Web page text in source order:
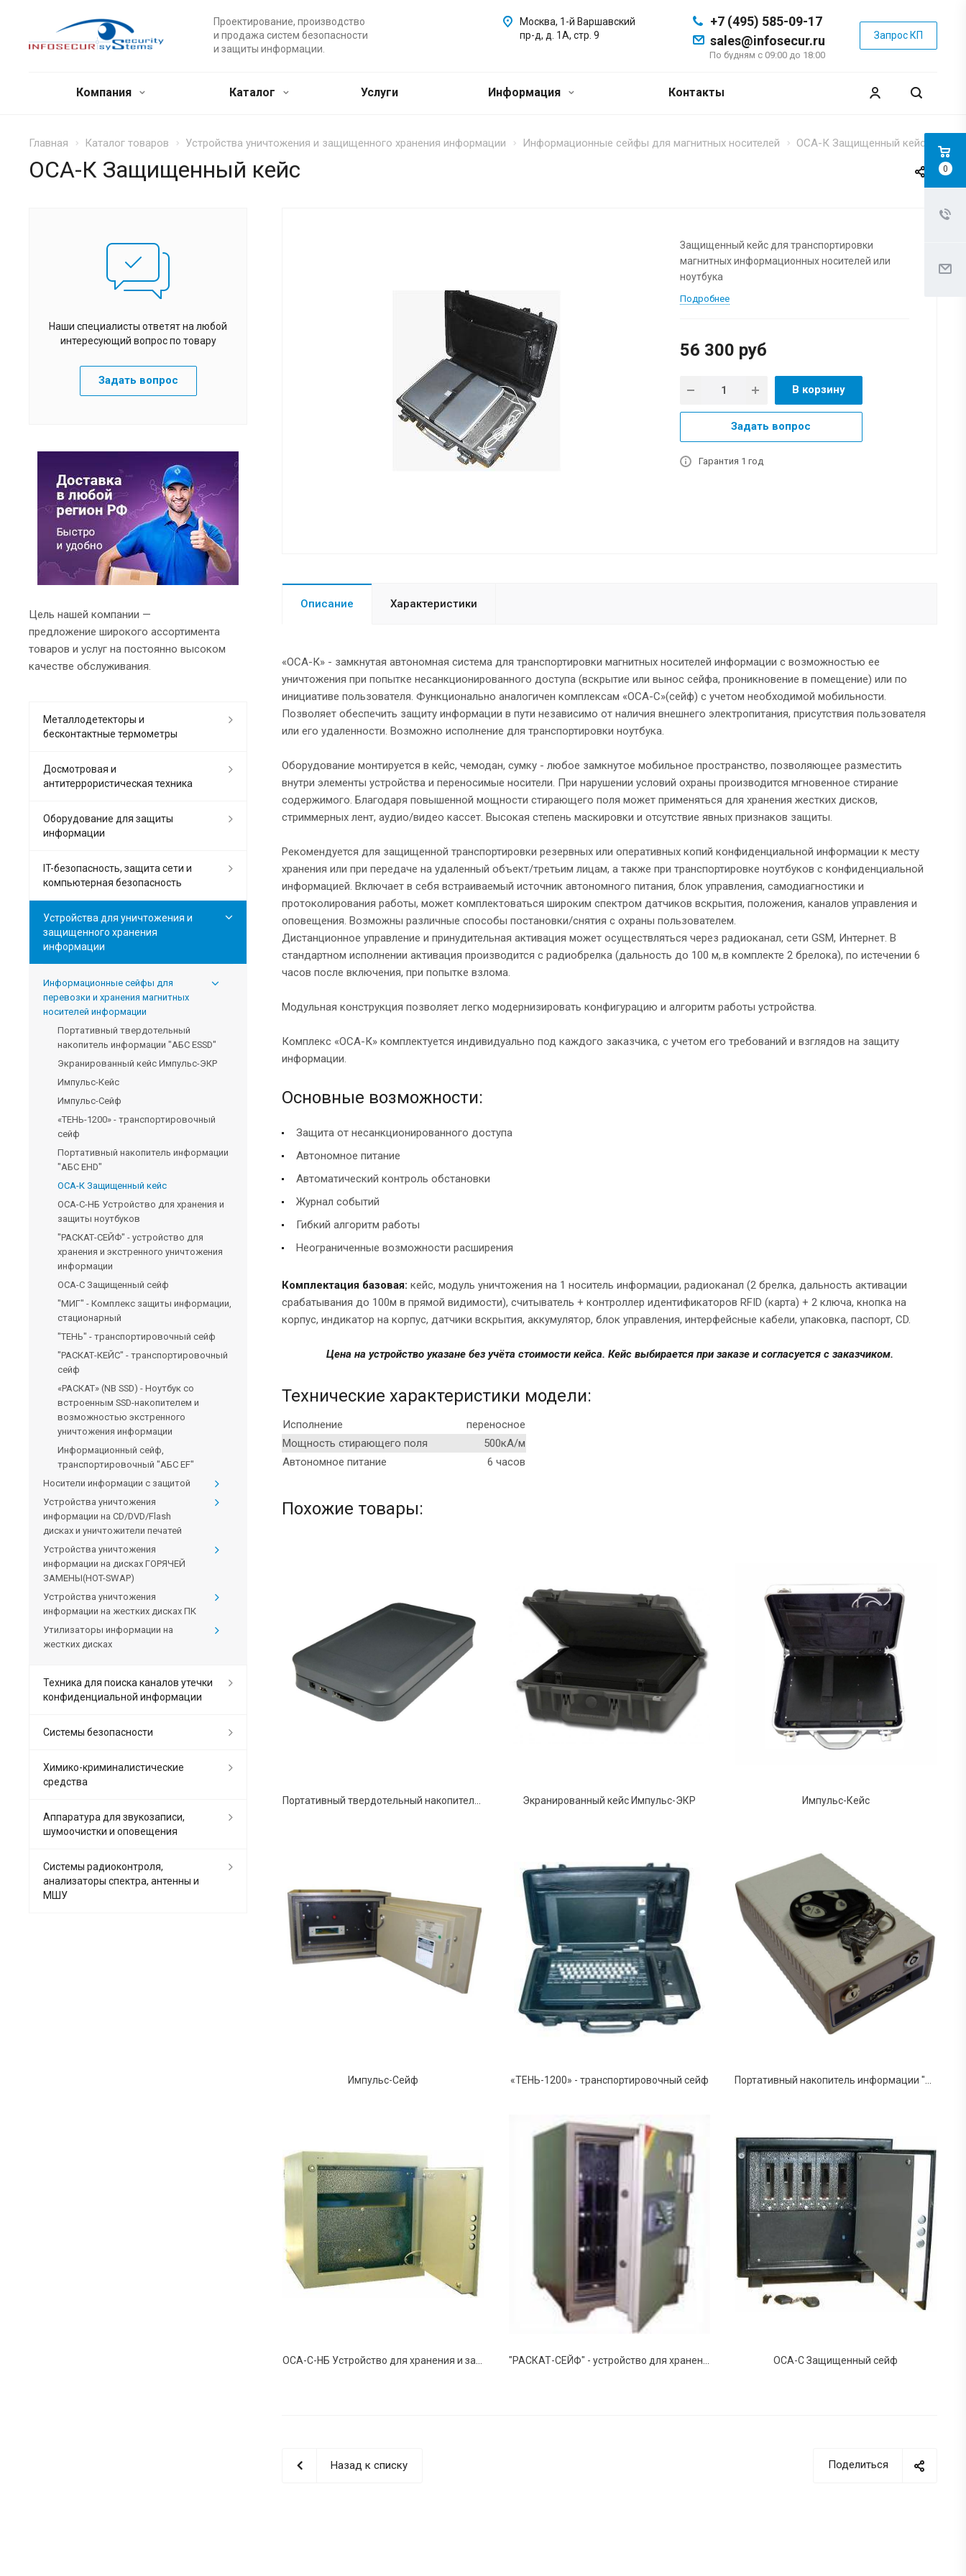
Проектирование, производство
и продажа систем безопасности
и защиты информации.
+7 (495) 585-09-17
sales@infosecur.ru
По будням с 09:00 до 18:00
Запрос КП
Москва, 1-й Варшавский
пр-д, д. 1А, стр. 9
Компания Каталог Услуги Информация Контакты
Главная Каталог товаров Устройства уничтожения и защищенного хранения информации Информационные сейфы для магнитных носителей ОСА-К Защищенный кейс
ОСА-К Защищенный кейс
Защищенный кейс для транспортировки
магнитных информационных носителей или
ноутбука
Подробнее
56 300 руб
В корзину
Задать вопрос
Гарантия 1 год
Описание Характеристики
«ОСА-К» - замкнутая автономная система для транспортировки магнитных носителей информации с возможностью ее
уничтожения при попытке несанкционированного доступа (вскрытие или вынос сейфа, проникновение в помещение) или по
инициативе пользователя. Функционально аналогичен комплексам «ОСА-С»(сейф) с учетом необходимой мобильности.
Позволяет обеспечить защиту информации в пути независимо от наличия внешнего электропитания, присутствия пользователя
или его удаленности. Возможно исполнение для транспортировки ноутбука.
Оборудование монтируется в кейс, чемодан, сумку - любое замкнутое мобильное пространство, позволяющее разместить
внутри элементы устройства и переносимые носители. При нарушении условий охраны производится мгновенное стирание
содержимого. Благодаря повышенной мощности стирающего поля может применяться для хранения жестких дисков,
стриммерных лент, аудио/видео кассет. Высокая степень маскировки и отсутствие явных признаков защиты.
Рекомендуется для защищенной транспортировки резервных или оперативных копий конфиденциальной информации к месту
хранения или при передаче на удаленный объект/третьим лицам, а также при транспортировке ноутбуков с конфиденциальной
информацией. Включает в себя встраиваемый источник автономного питания, блок управления, самодиагностики и
протоколирования работы, может комплектоваться широким спектром датчиков вскрытия, положения, каналов управления и
оповещения. Возможны различные способы постановки/снятия с охраны пользователем.
Дистанционное управление и принудительная активация может осуществляться через радиоканал, сети GSM, Интернет. В
стандартном исполнении активация производится с радиобрелка (дальность до 100 м,.в комплекте 2 брелока), по истечении 6
часов после включения, при попытке взлома.
Модульная конструкция позволяет легко модернизировать конфигурацию и алгоритм работы устройства.
Комплекс «ОСА-К» комплектуется индивидуально под каждого заказчика, с учетом его требований и взглядов на защиту
информации.
Основные возможности:
Защита от несанкционированного доступа
Автономное питание
Автоматический контроль обстановки
Журнал событий
Гибкий алгоритм работы
Неограниченные возможности расширения
Комплектация базовая: кейс, модуль уничтожения на 1 носитель информации, радиоканал (2 брелка, дальность активации
срабатывания до 100м в прямой видимости), считыватель + контроллер идентификаторов RFID (карта) + 2 ключа, кнопка на
корпус, индикатор на корпус, датчики вскрытия, аккумулятор, блок управления, интерфейсные кабели, упаковка, паспорт, CD.
Цена на устройство указане без учёта стоимости кейса. Кейс выбирается при заказе и согласуется с заказчиком.
Технические характеристики модели:
Исполнение
переносное
Мощность стирающего поля
500кА/м
Автономное питание
6 часов
Похожие товары:
Экранированный кейс Импульс-ЭКР Импульс-Кейс
Импульс-Сейф «ТЕНЬ-1200» - транспортировочный сейф
ОСА-С Защищенный сейф
Поделиться
Назад к списку
Наши специалисты ответят на любой
интересующий вопрос по товару
Задать вопрос
Цель нашей компании —
предложение широкого ассортимента
товаров и услуг на постоянно высоком
качестве обслуживания.
Металлодетекторы и
бесконтактные термометры
Досмотровая и
антитеррористическая техника
Оборудование для защиты
информации
IT-безопасность, защита сети и
компьютерная безопасность
Устройства для уничтожения и
защищенного хранения
информации
Информационные сейфы для
перевозки и хранения магнитных
носителей информации
Портативный твердотельный
накопитель информации "АБС ESSD"
Экранированный кейс Импульс-ЭКР
Импульс-Кейс
Импульс-Сейф
«ТЕНЬ-1200» - транспортировочный
сейф
Портативный накопитель информации
"АБС EHD"
ОСА-К Защищенный кейс
ОСА-С-НБ Устройство для хранения и
защиты ноутбуков
"РАСКАТ-СЕЙФ" - устройство для
хранения и экстренного уничтожения
информации
ОСА-С Защищенный сейф
"МИГ" - Комплекс защиты информации,
стационарный
"ТЕНЬ" - транспортировочный сейф
"РАСКАТ-КЕЙС" - транспортировочный
сейф
«РАСКАТ» (NB SSD) - Ноутбук со
встроенным SSD-накопителем и
возможностью экстренного
уничтожения информации
Информационный сейф,
транспортировочный "АБС EF"
Носители информации с защитой
Устройства уничтожения
информации на CD/DVD/Flash
дисках и уничтожители печатей
Устройства уничтожения
информации на дисках ГОРЯЧЕЙ
ЗАМЕНЫ(HOT-SWAP)
Устройства уничтожения
информации на жестких дисках ПК
Утилизаторы информации на
жестких дисках
Техника для поиска каналов утечки
конфиденциальной информации
Системы безопасности
Химико-криминалистические
средства
Аппаратура для звукозаписи,
шумоочистки и оповещения
Системы радиоконтроля,
анализаторы спектра, антенны и
МШУ
0